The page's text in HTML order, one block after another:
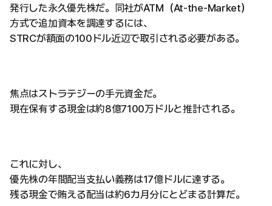
発行した永久優先株だ。同社がATM（At-the-Market）
方式で追加資本を調達するには、
STRCが額面の100ドル近辺で取引される必要がある。
焦点はストラテジーの手元資金だ。
現在保有する現金は約8億7100万ドルと推計される。
これに対し、
優先株の年間配当支払い義務は17億ドルに達する。
残る現金で賄える配当は約6カ月分にとどまる計算だ。